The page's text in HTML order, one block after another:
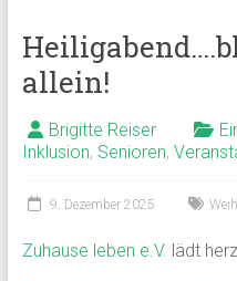
allein!
Brigitte Reiser
Inklusion, Senioren,
9. Dezember 2025
Zuhause leben e.V. lädt